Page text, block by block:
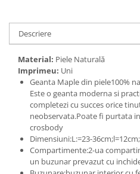
Descriere
Material: Piele Naturală
Imprimeu: Uni
Geanta Maple din piele100%
Este o geanta moderna si
completezi cu succes orice
neobservata.Poate fi purtata
crosbody
Dimensiuni:L:=23-
Compartimente:2-ua
un buzunar prevazut cu